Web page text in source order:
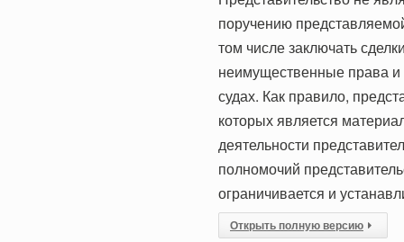
поручению
том числе заключать
неимущественные права и
судах. Как правило,
которых является
деятельности
полномочий
ограничивается и
Открыть полную версию